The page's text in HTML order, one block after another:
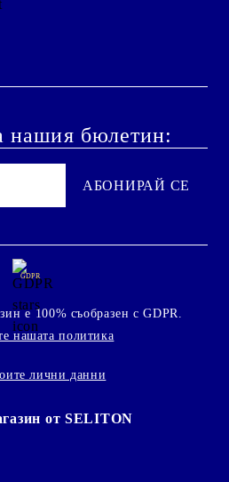
нашия бюлетин:
GDPR
е 100% съобразен с GDPR.
нашата политика
лични данни
от SELITON